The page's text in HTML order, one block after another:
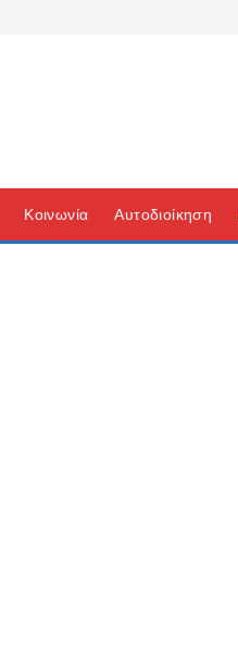
Κοινωνία Αυτοδιοίκηση